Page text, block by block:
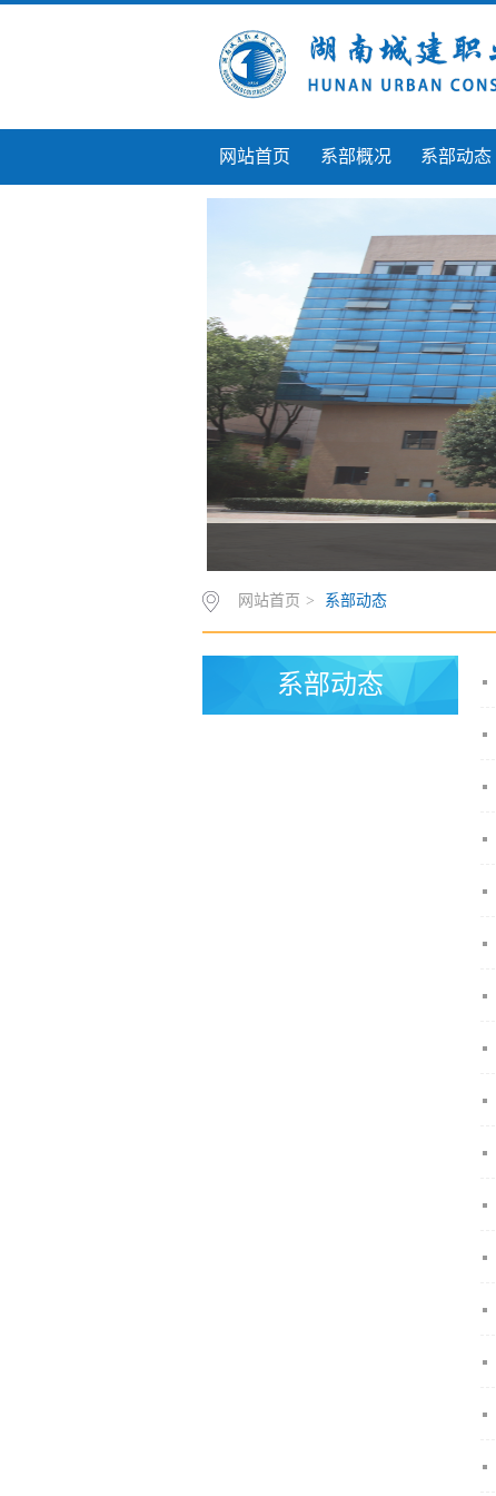
网站首页 系部概况 系部动态
网站首页 > 系部动态
系部动态